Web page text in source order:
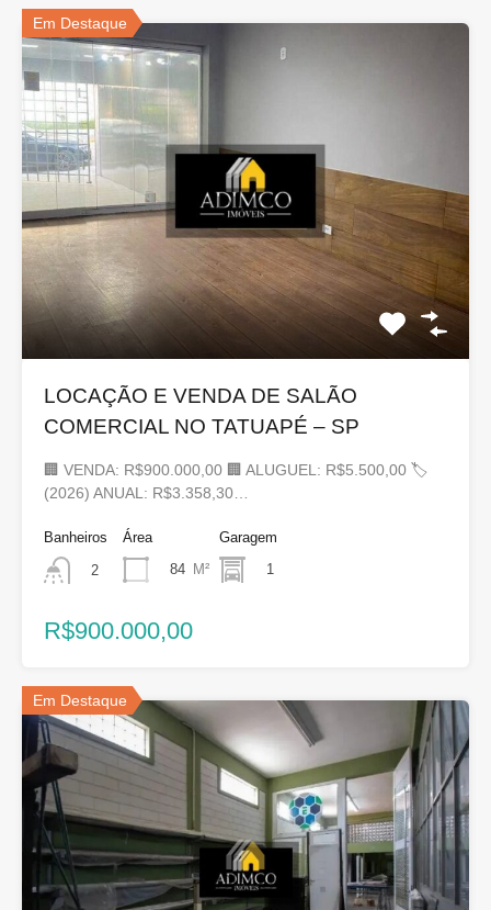
Em Destaque
LOCAÇÃO E VENDA DE SALÃO
COMERCIAL NO TATUAPÉ – SP
🏢 VENDA: R$900.000,00 🏢 ALUGUEL: R$5.500,00 🏷
(2026) ANUAL: R$3.358,30…
Banheiros
2
Área
84 M²
Garagem
1
R$900.000,00
Em Destaque